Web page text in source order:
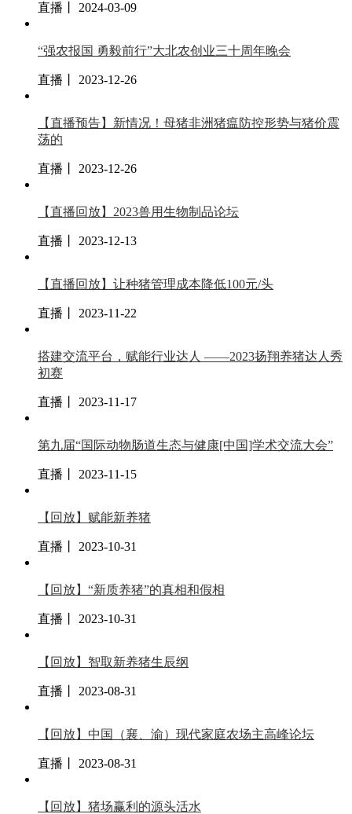
直播丨 2024-03-09
“强农报国 勇毅前行”大北农创业三十周年晚会
直播丨 2023-12-26
【直播预告】新情况！母猪非洲猪瘟防控形势与猪价震
荡的
直播丨 2023-12-26
【直播回放】2023兽用生物制品论坛
直播丨 2023-12-13
【直播回放】让种猪管理成本降低100元/头
直播丨 2023-11-22
搭建交流平台，赋能行业达人 ——2023扬翔养猪达人秀
初赛
直播丨 2023-11-17
第九届“国际动物肠道生态与健康[中国]学术交流大会”
直播丨 2023-11-15
【回放】赋能新养猪
直播丨 2023-10-31
【回放】“新质养猪”的真相和假相
直播丨 2023-10-31
【回放】智取新养猪生辰纲
直播丨 2023-08-31
【回放】中国（襄、渝）现代家庭农场主高峰论坛
直播丨 2023-08-31
【回放】猪场赢利的源头活水